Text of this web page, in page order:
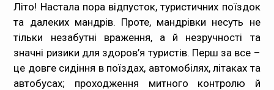
Громадянам
Медпрацівникам
Статистика
Літо! Настала пора відпусток, туристичних поїздок
та далеких мандрів. Проте, мандрівки несуть не
тільки незабутні враження, а й незручності та
значні ризики для здоров’я туристів. Перш за все –
це довге сидіння в поїздах, автомобілях, літаках та
автобусах; проходження митного контролю й